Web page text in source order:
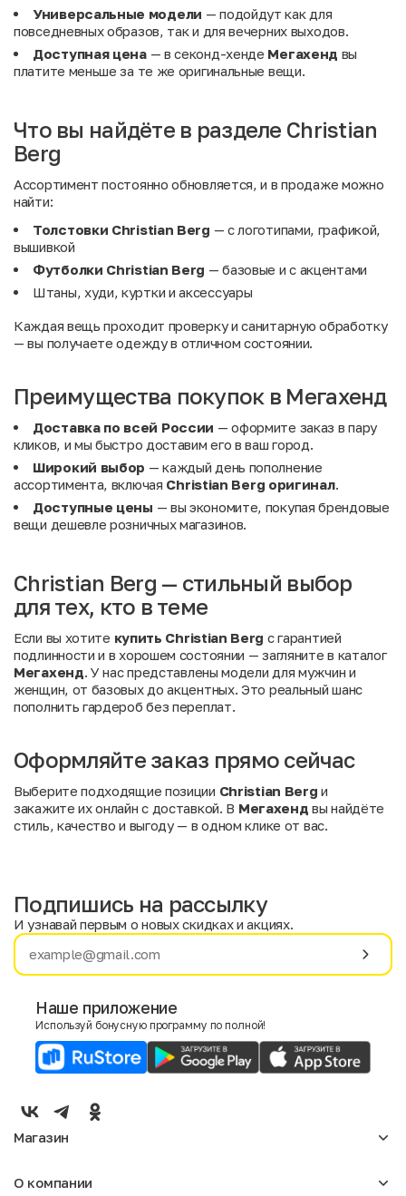
Универсальные модели — подойдут как для
повседневных образов, так и для вечерних выходов.
Доступная цена— в секонд-хенде Мегахенд вы
платите меньше за те же оригинальные вещи.
Что вы найдёте в разделе Christian
Berg
Ассортимент постоянно обновляется, и в продаже можно
найти:
Толстовки Christian Berg — с логотипами, графикой,
вышивкой
Футболки Christian Berg — базовые и с акцентами
Штаны, худи, куртки и аксессуары
Каждая вещь проходит проверку и санитарную обработку
— вы получаете одежду в отличном состоянии.
Преимущества покупок в Мегахенд
Доставка по всей России — оформите заказ в пару
кликов, и мы быстро доставим его в ваш город.
Широкий выбор — каждый день пополнение
ассортимента, включая Christian Berg оригинал.
Доступные цены — вы экономите, покупая брендовые
вещи дешевле розничных магазинов.
Christian Berg — стильный выбор
для тех, кто в теме
Если вы хотите купить Christian Berg с гарантией
подлинности и в хорошем состоянии — загляните в каталог
Мегахенд. У нас представлены модели для мужчин и
женщин, от базовых до акцентных. Это реальный шанс
пополнить гардероб без переплат.
Оформляйте заказ прямо сейчас
Выберите подходящие позиции Christian Berg и
закажите их онлайн с доставкой. В Мегахенд вы найдёте
стиль, качество и выгоду — в одном клике от вас.
Имя
E-mail
Мужской
Подпишись на рассылку
И узнавай первым о новых скидках и акциях.
Наше приложение
Используй бонусную программу по полной!
Магазин
Мужское
О компании